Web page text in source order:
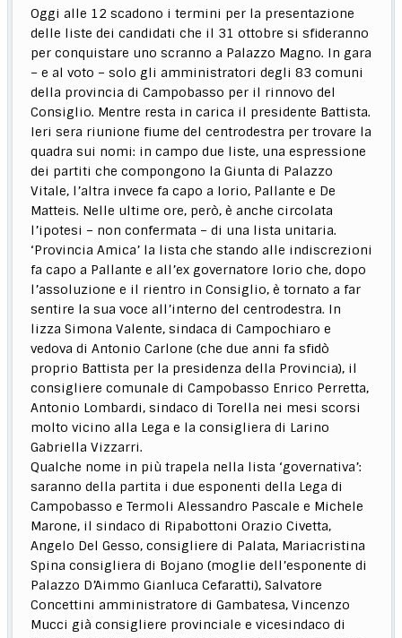
Oggi alle 12 scadono i termini per la presentazione
delle liste dei candidati che il 31 ottobre si sfideranno
per conquistare uno scranno a Palazzo Magno. In gara
– e al voto – solo gli amministratori degli 83 comuni
della provincia di Campobasso per il rinnovo del
Consiglio. Mentre resta in carica il presidente Battista.
Ieri sera riunione fiume del centrodestra per trovare la
quadra sui nomi: in campo due liste, una espressione
dei partiti che compongono la Giunta di Palazzo
Vitale, l’altra invece fa capo a Iorio, Pallante e De
Matteis. Nelle ultime ore, però, è anche circolata
l’ipotesi – non confermata – di una lista unitaria.
‘Provincia Amica’ la lista che stando alle indiscrezioni
fa capo a Pallante e all’ex governatore Iorio che, dopo
l’assoluzione e il rientro in Consiglio, è tornato a far
sentire la sua voce all’interno del centrodestra. In
lizza Simona Valente, sindaca di Campochiaro e
vedova di Antonio Carlone (che due anni fa sfidò
proprio Battista per la presidenza della Provincia), il
consigliere comunale di Campobasso Enrico Perretta,
Antonio Lombardi, sindaco di Torella nei mesi scorsi
molto vicino alla Lega e la consigliera di Larino
Gabriella Vizzarri.
Qualche nome in più trapela nella lista ‘governativa’:
saranno della partita i due esponenti della Lega di
Campobasso e Termoli Alessandro Pascale e Michele
Marone, il sindaco di Ripabottoni Orazio Civetta,
Angelo Del Gesso, consigliere di Palata, Mariacristina
Spina consigliera di Bojano (moglie dell’esponente di
Palazzo D’Aimmo Gianluca Cefaratti), Salvatore
Concettini amministratore di Gambatesa, Vincenzo
Mucci già consigliere provinciale e vicesindaco di